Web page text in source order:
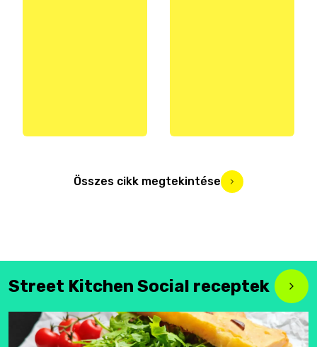
Összes cikk megtekintése
Street Kitchen Social receptek